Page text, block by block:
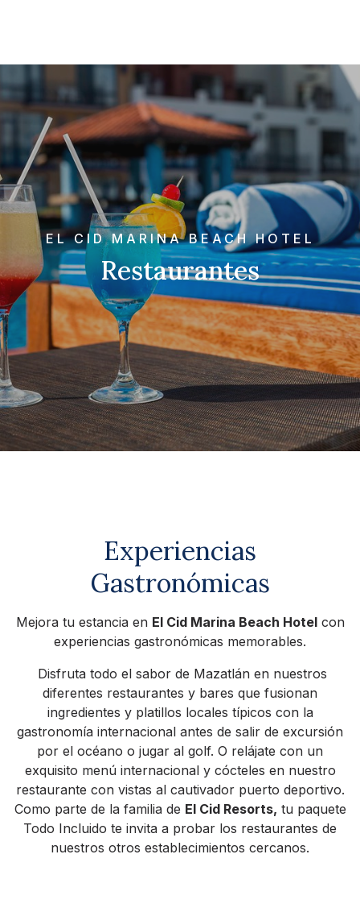
EL CID MARINA BEACH HOTEL
Restaurantes
Experiencias
Gastronómicas
Mejora tu estancia en El Cid Marina Beach Hotelcon
experiencias gastronómicas memorables.
Disfruta todo el sabor de Mazatlán en nuestros
diferentes restaurantes y bares que fusionan
ingredientes y platillos locales típicos con la
gastronomía internacional antes de salir de excursión
por el océano o jugar al golf. O relájate con un
exquisito menú internacional y cócteles en nuestro
restaurante con vistas al cautivador puerto deportivo.
Como parte de la familia de El Cid Resorts, tu paquete
Todo Incluido te invita a probar los restaurantes de
nuestros otros establecimientos cercanos.